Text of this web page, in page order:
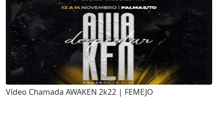
Vídeo Chamada AWAKEN 2k22 | FEMEJO